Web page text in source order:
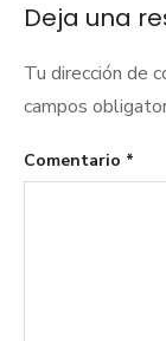
Deja una
Tu dirección de
campos
Comentario *